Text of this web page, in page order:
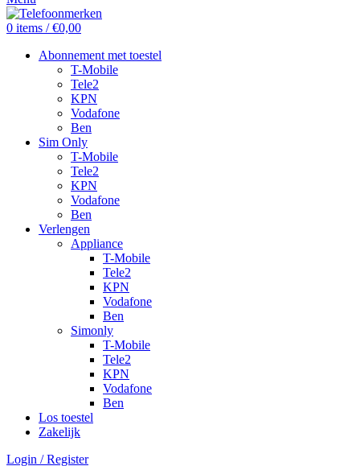
0 items / €0,00
Abonnement met toestel
T-Mobile
Tele2
KPN
Vodafone
Ben
Sim Only
T-Mobile
Tele2
KPN
Vodafone
Ben
Verlengen
Appliance
T-Mobile
Tele2
KPN
Vodafone
Ben
Simonly
T-Mobile
Tele2
KPN
Vodafone
Ben
Los toestel
Zakelijk
Login / Register